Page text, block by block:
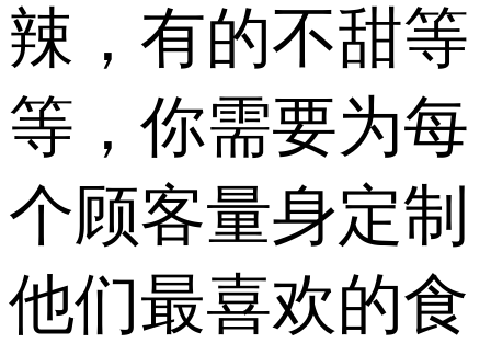
辣，有的不甜等
等，你需要为每
个顾客量身定制
他们最喜欢的食